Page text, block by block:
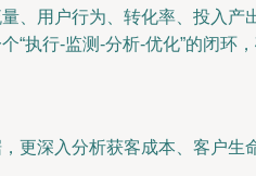
、用户行为、转化率、投入产
执行-监测-分析-优化”的闭环
更深入分析获客成本、客户生